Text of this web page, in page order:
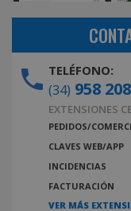
TELÉFONO:
(34) 958
EXTENSIONES
PEDIDOS/
CLAVES WEB/APP
INCIDENCIAS
FACTURACIÓN
VER MÁS